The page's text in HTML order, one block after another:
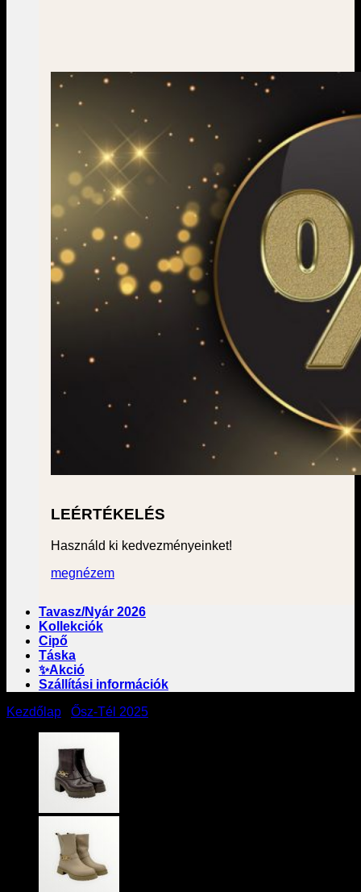
LEÉRTÉKELÉS
Használd ki kedvezményeinket!
megnézem
Tavasz/Nyár 2026
Kollekciók
Cipő
Táska
✨Akció
Szállítási információk
Kezdőlap
Ősz-Tél 2025